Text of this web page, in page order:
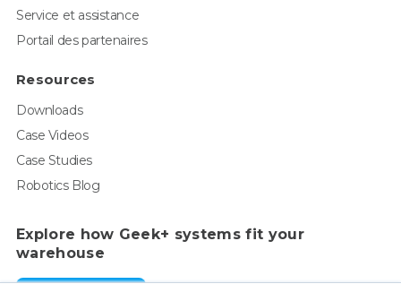
Service et assistance
Portail des partenaires
Resources
Downloads
Case Videos
Case Studies
Robotics Blog
Explore how Geek+ systems fit your
warehouse